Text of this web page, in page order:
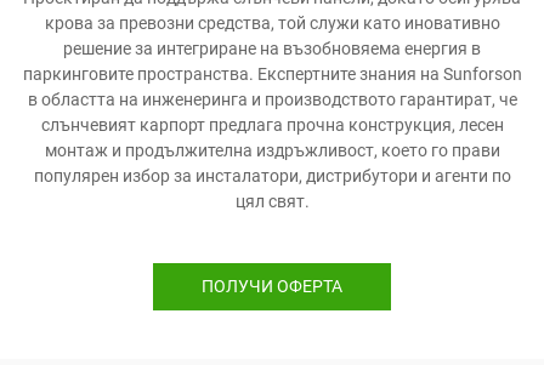
крова за превозни средства, той служи като иновативно
решение за интегриране на възобновяема енергия в
паркинговите пространства. Експертните знания на Sunforson
в областта на инженеринга и производството гарантират, че
слънчевият карпорт предлага прочна конструкция, лесен
монтаж и продължителна издръжливост, което го прави
популярен избор за инсталатори, дистрибутори и агенти по
цял свят.
ПОЛУЧИ ОФЕРТА